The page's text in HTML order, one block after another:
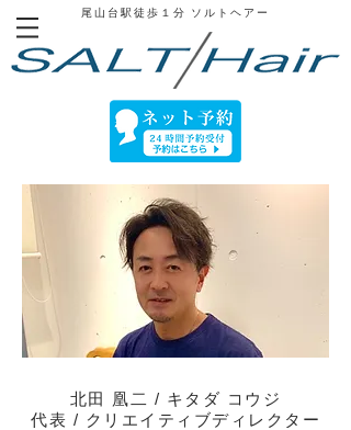
尾山台駅徒歩１分 ​ ソルトヘアー
北田 凰二 / キタダ コウジ
代表 / クリエイティブディレクター